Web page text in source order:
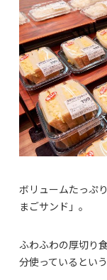
ボリュームたっぷ
まごサンド」。
ふわふわの厚切り
分使っているとい